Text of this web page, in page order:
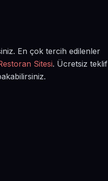
En çok tercih edilenler
Sitesi. Ücretsiz teklif